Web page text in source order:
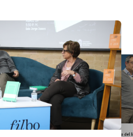
Al lanzamiento del